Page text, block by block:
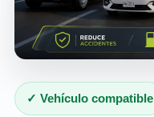
✓ Vehículo compatible